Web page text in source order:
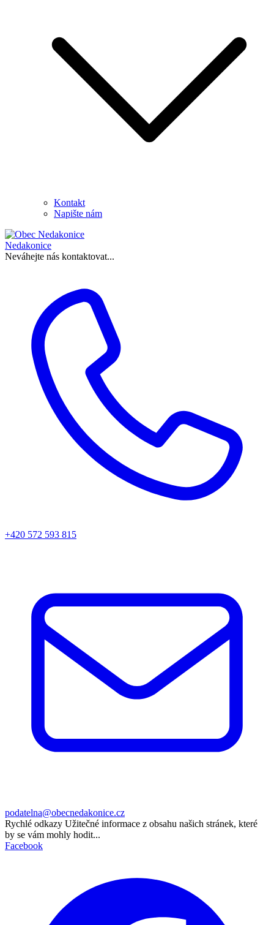
Kontakt
Napište nám
Nedakonice
Neváhejte nás kontaktovat...
+420 572 593 815
podatelna@obecnedakonice.cz
Rychlé odkazy Užitečné informace z obsahu našich stránek, které
by se vám mohly hodit...
Facebook